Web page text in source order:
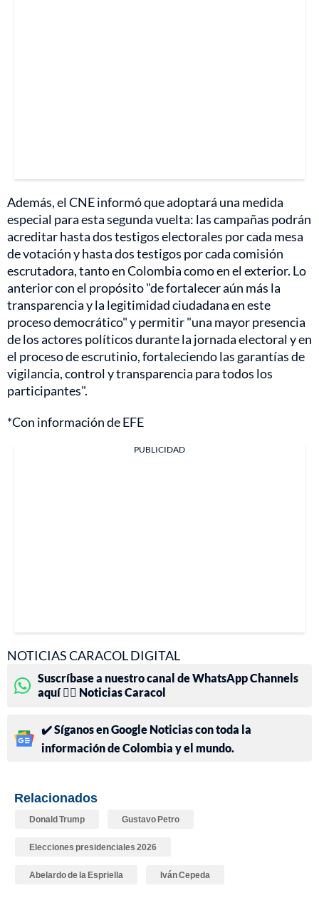
Además, el CNE informó que adoptará una medida
especial para esta segunda vuelta: las campañas podrán
acreditar hasta dos testigos electorales por cada mesa
de votación y hasta dos testigos por cada comisión
escrutadora, tanto en Colombia como en el exterior. Lo
anterior con el propósito "de fortalecer aún más la
transparencia y la legitimidad ciudadana en este
proceso democrático" y permitir "una mayor presencia
de los actores políticos durante la jornada electoral y en
el proceso de escrutinio, fortaleciendo las garantías de
vigilancia, control y transparencia para todos los
participantes".
*Con información de EFE
PUBLICIDAD
NOTICIAS CARACOL DIGITAL
Suscríbase a nuestro canal de WhatsApp Channels
aquí 👉🏻 Noticias Caracol
✔️ Síganos en Google Noticias con toda la
información de Colombia y el mundo.
Relacionados
Donald Trump Gustavo Petro
Elecciones presidenciales 2026
Abelardo de la Espriella Iván Cepeda